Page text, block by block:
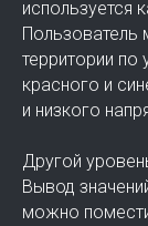
Одним из
является